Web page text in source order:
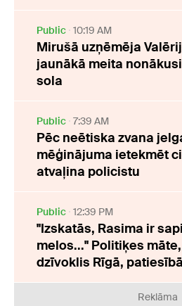
Public 10:19 AM
Mirušā uzņēmēja
jaunākā meita
sola
Public 7:39 AM
Pēc neētiska zvana
mēģinājuma ietekmēt
atvaļina policistu
Public 12:39 PM
"Izskatās, Rasima ir
melos..." Politiķes
dzīvoklis Rīgā,
Reklāma